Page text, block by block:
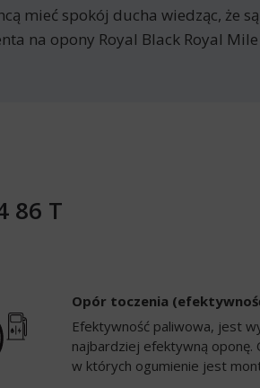
mieć spokój ducha wiedząc, że
na opony Royal Black Royal
86 T
Opór toczenia
Efektywność paliwowa, jest
najbardziej efektywną
w których ogumienie jest